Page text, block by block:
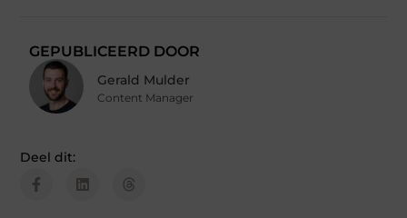
GEPUBLICEERD DOOR
Gerald Mulder
Content Manager
Deel dit: